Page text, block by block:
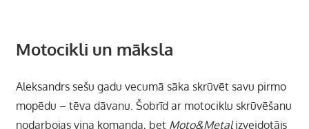
Motocikli un māksla
Aleksandrs sešu gadu vecumā sāka skrūvēt savu pirmo
mopēdu – tēva dāvanu. Šobrīd ar motociklu skrūvēšanu
nodarbojas viņa komanda, betMoto&Metalizveidotājs